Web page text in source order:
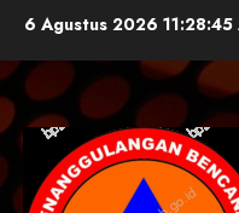
6 Agustus 2026 11:28:46